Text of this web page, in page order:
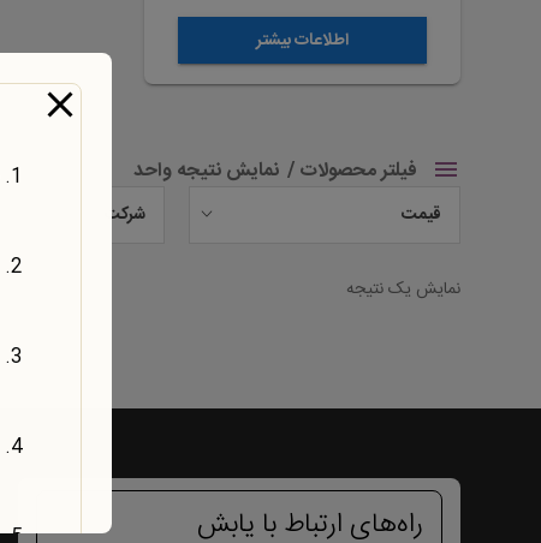
اطلاعات بیشتر
فیلتر محصولات نمایش نتیجه واحد
قیمت شرکت
نمایش یک نتیجه
راه‌های ارتباط با یابش